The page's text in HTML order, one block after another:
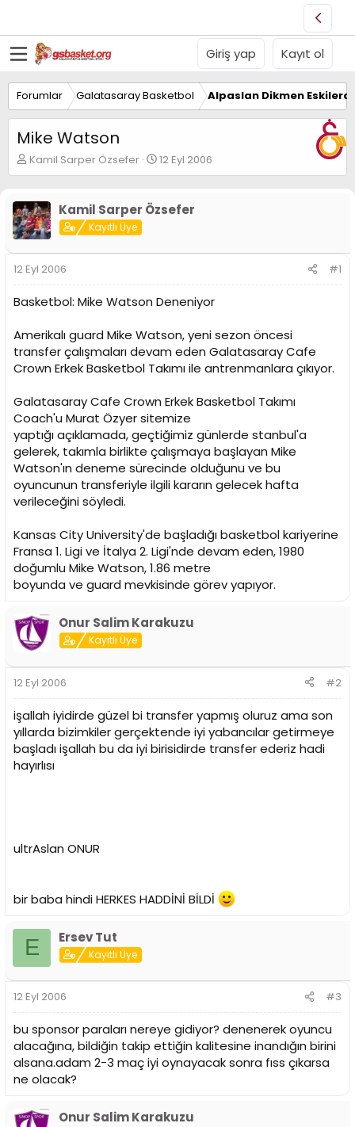
Giriş yap Kayıt ol
Forumlar Galatasaray Basketbol Alpaslan Dikmen
Mike Watson
K
o
u
y
u
B
a
ş
l
a
a
n
Kamil Sarper Özsefer
B
a
a
ı
t
a
i
h
i
12 Eyl 2006
Kamil Sarper Özsefer
Kayıtlı Üye
12 Eyl 2006 #1
Basketbol: Mike Watson Deneniyor
Amerikalı guard Mike Watson, yeni sezon öncesi
transfer çalışmaları devam eden Galatasaray Cafe
Crown Erkek Basketbol Takımı ile antrenmanlara çıkıyor.
Galatasaray Cafe Crown Erkek Basketbol Takımı
Coach'u Murat Özyer sitemize
yaptığı açıklamada, geçtiğimiz günlerde stanbul'a
gelerek, takımla birlikte çalışmaya başlayan Mike
Watson'ın deneme sürecinde olduğunu ve bu
oyuncunun transferiyle ilgili kararın gelecek hafta
verileceğini söyledi.
Kansas City University'de başladığı basketbol kariyerine
Fransa 1. Ligi ve İtalya 2. Ligi'nde devam eden, 1980
doğumlu Mike Watson, 1.86 metre
boyunda ve guard mevkisinde görev yapıyor.
Onur Salim Karakuzu
Kayıtlı Üye
12 Eyl 2006 #2
işallah iyidirde güzel bi transfer yapmış oluruz ama son
yıllarda bizimkiler gerçektende iyi yabancılar getirmeye
başladı işallah bu da iyi birisidirde transfer ederiz hadi
hayırlısı
ultrAslan ONUR
bir baba hindi HERKES HADDİNİ BİLDİ
E Ersev Tut
Kayıtlı Üye
12 Eyl 2006 #3
bu sponsor paraları nereye gidiyor? denenerek oyuncu
alacağına, bildiğin takip ettiğin kalitesine inandığın birini
alsana.adam 2-3 maç iyi oynayacak sonra fıss çıkarsa
ne olacak?
Onur Salim Karakuzu